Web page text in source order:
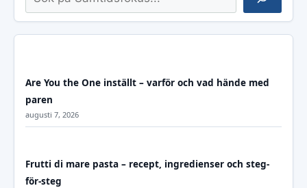
Are You the One inställt – varför och vad hände med
paren
augusti 7, 2026
Frutti di mare pasta – recept, ingredienser och steg-
för-steg